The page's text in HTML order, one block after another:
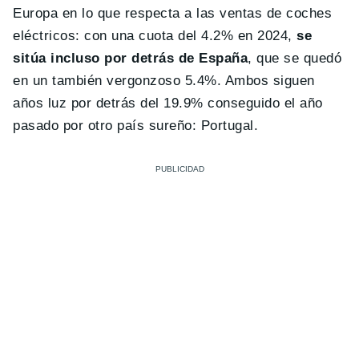
Europa en lo que respecta a las ventas de coches
eléctricos: con una cuota del 4.2% en 2024,se
sitúa incluso por detrás de España, que se quedó
en un también vergonzoso 5.4%. Ambos siguen
años luz por detrás del 19.9% conseguido el año
pasado por otro país sureño: Portugal.